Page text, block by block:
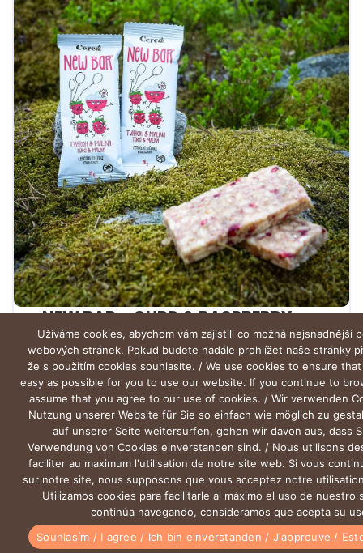
NEW BAR – CURD & RASPBERRY
0
Užíváme cookies, abychom vám zajistili co možná nejsnadnější
webových stránek. Pokud budete nadále prohlížet naše stránky
že s použitím cookies souhlasíte. / We use cookies to ensure
easy as possible for you to use our website. If you continue to
assume that you agree to our use of cookies. / Wir verwenden
Nutzung unserer Website für Sie so einfach wie möglich zu
auf unserer Seite weitersurfen, gehen wir davon aus, dass
Verwendung von Cookies einverstanden sind. / Nous utilisons
faciliter au maximum l'utilisation de notre site web. Si vous
sur notre site, nous supposons que vous acceptez notre
Utilizamos cookies para facilitarle al máximo el uso de nuestro
continúa navegando, consideramos que acepta su
Souhlasím / I agree / Ich bin einverstanden / J'approuve /
0